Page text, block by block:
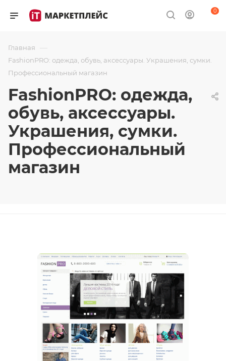
0
Главная —
FashionPRO: одежда, обувь, аксессуары. Украшения, сумки.
Профессиональный магазин
FashionPRO: одежда,
обувь, аксессуары.
Украшения, сумки.
Профессиональный
магазин